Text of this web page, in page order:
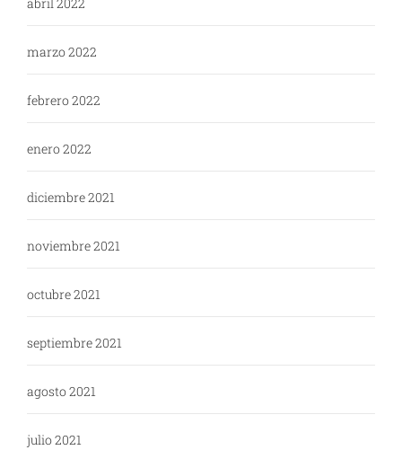
marzo 2022
febrero 2022
enero 2022
diciembre 2021
noviembre 2021
octubre 2021
septiembre 2021
agosto 2021
julio 2021